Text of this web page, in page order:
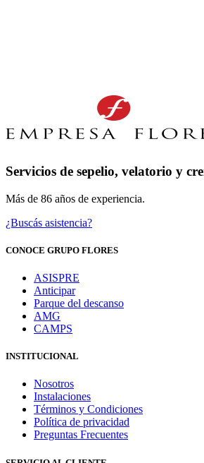
Servicios de sepelio, velatorio y
Más de 86 años de experiencia.
¿Buscás asistencia?
CONOCE GRUPO FLORES
ASISPRE
Anticipar
Parque del descanso
AMG
CAMPS
INSTITUCIONAL
Nosotros
Instalaciones
Términos y Condiciones
Política de privacidad
Preguntas Frecuentes